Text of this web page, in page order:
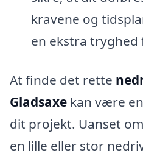
kravene og
en ekstra tryghed
At finde det rette
Gladsaxe kan være
dit projekt. Uanset
en lille eller stor